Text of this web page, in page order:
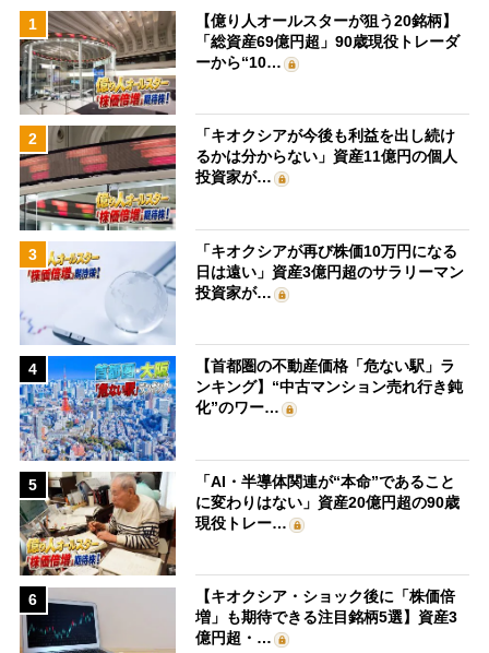
1
【億り人オールスターが狙う20銘柄】
「総資産69億円超」90歳現役トレーダ
ーから“10…
2
「キオクシアが今後も利益を出し続け
るかは分からない」資産11億円の個人
投資家が…
3
「キオクシアが再び株価10万円になる
日は遠い」資産3億円超のサラリーマン
投資家が…
4
【首都圏の不動産価格「危ない駅」ラ
ンキング】“中古マンション売れ行き鈍
化”のワー…
5
「AI・半導体関連が“本命”であること
に変わりはない」資産20億円超の90歳
現役トレー…
6
【キオクシア・ショック後に「株価倍
増」も期待できる注目銘柄5選】資産3
億円超・…